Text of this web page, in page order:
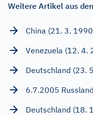
Weitere Artikel aus
China (21. 3.
Venezuela (12. 4.
Deutschland (23.
6.7.2005
Deutschland (18.